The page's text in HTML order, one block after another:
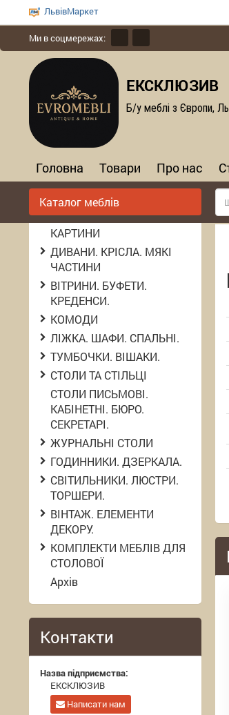
ЛьвівМаркет
Ми в соцмережах:
ЕКСКЛЮЗИВ
Б/у меблі з Європи,
Головна Товари Про нас
Каталог меблів
КАРТИНИ
ДИВАНИ. КРІСЛА. МЯКІ
ЧАСТИНИ
ВІТРИНИ. БУФЕТИ.
КРЕДЕНСИ.
КОМОДИ
ЛІЖКА. ШАФИ. СПАЛЬНІ.
ТУМБОЧКИ. ВІШАКИ.
СТОЛИ ТА СТІЛЬЦІ
СТОЛИ ПИСЬМОВІ.
КАБІНЕТНІ. БЮРО.
СЕКРЕТАРІ.
ЖУРНАЛЬНІ СТОЛИ
ГОДИННИКИ. ДЗЕРКАЛА.
СВІТИЛЬНИКИ. ЛЮСТРИ.
ТОРШЕРИ.
ВІНТАЖ. ЕЛЕМЕНТИ
ДЕКОРУ.
КОМПЛЕКТИ МЕБЛІВ ДЛЯ
СТОЛОВОЇ
Архів
Контакти
Назва підприємства:
ЕКСКЛЮЗИВ
Написати нам